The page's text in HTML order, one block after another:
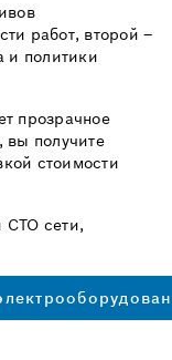
работ, второй –
и политики
прозрачное
вы получите
стоимости
СТО сети,